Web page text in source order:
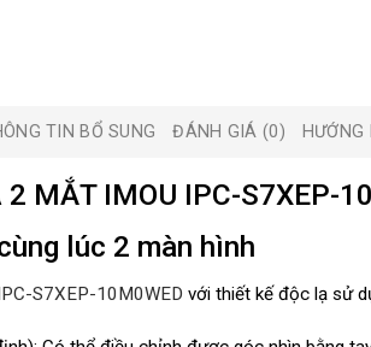
TIN BỔ SUNG ĐÁNH GIÁ (0)
2 MẮT IMOU IPC-S7XEP-
lúc 2 màn hình
S7XEP-10M0WED với thiết kế độc lạ sử